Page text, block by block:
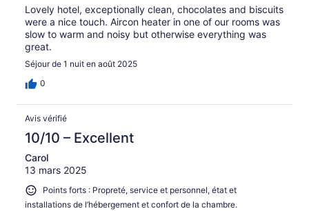
Lovely hotel, exceptionally clean, chocolates and biscuits
were a nice touch. Aircon heater in one of our rooms was
slow to warm and noisy but otherwise everything was
great.
Séjour de 1 nuit en août 2025
0
Avis vérifié
10/10 – Excellent
Carol
13 mars 2025
Points forts : Propreté, service et personnel, état et
installations de l’hébergement et confort de la chambre.